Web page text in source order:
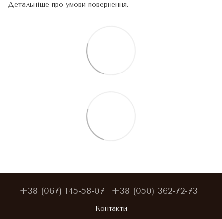
Детальніше про умови повернення.
+38 (067) 145-58-07 +38 (050) 362-72-73
Контакти